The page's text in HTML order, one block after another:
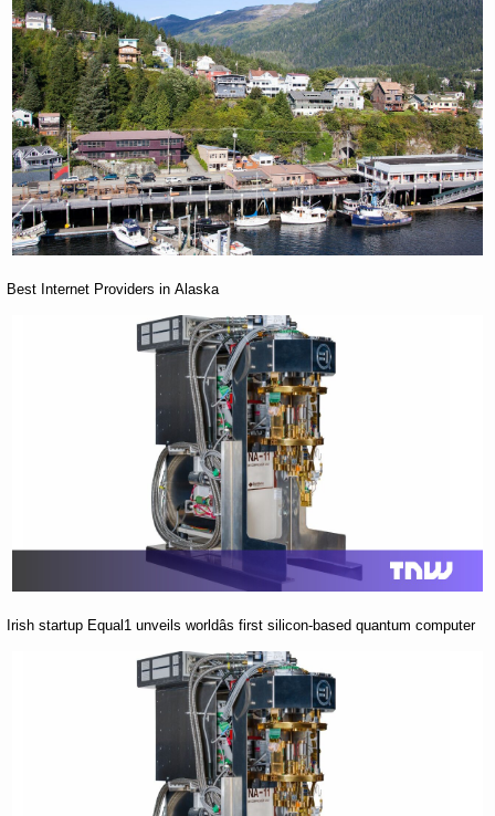
Best Internet Providers in Alaska
Irish startup Equal1 unveils worldâs first silicon-based quantum computer